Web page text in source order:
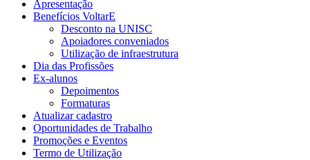
Apresentação
Benefícios VoltarE
Desconto na UNISC
Apoiadores conveniados
Utilização de infraestrutura
Dia das Profissões
Ex-alunos
Depoimentos
Formaturas
Atualizar cadastro
Oportunidades de Trabalho
Promoções e Eventos
Termo de Utilização